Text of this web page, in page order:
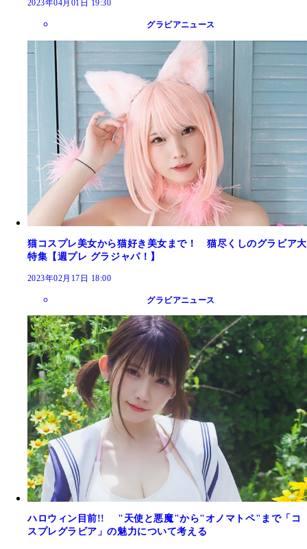
2023年04月01日 19:30
グラビアニュース
猫コスプレ美女から猫好き美女まで！ 猫尽くしのグラビア大
特集【週プレ グラジャパ！】
2023年02月17日 18:00
グラビアニュース
ハロウィン目前!! "天使と悪魔"から"オノマトペ"まで「コ
スプレグラビア」の魅力について考える